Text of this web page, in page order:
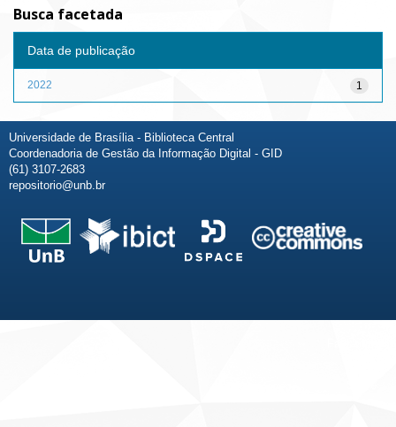
Busca facetada
Data de publicação
1
2022
Universidade de Brasília - Biblioteca Central
Coordenadoria de Gestão da Informação Digital - GID
(61) 3107-2683
repositorio@unb.br